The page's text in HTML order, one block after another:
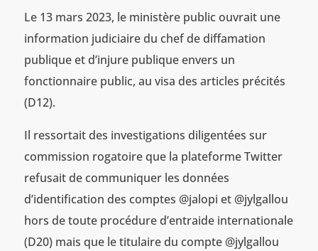
Le 13 mars 2023, le ministère public ouvrait une
information judiciaire du chef de diffamation
publique et d’injure publique envers un
fonctionnaire public, au visa des articles précités
(D12).
Il ressortait des investigations diligentées sur
commission rogatoire que la plateforme Twitter
refusait de communiquer les données
d’identification des comptes @jalopi et @jylgallou
hors de toute procédure d’entraide internationale
(D20) mais que le titulaire du compte @jylgallou